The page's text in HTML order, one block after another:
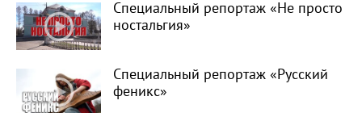
Специальный репортаж «Не просто
ностальгия»
Специальный репортаж «Русский
феникс»